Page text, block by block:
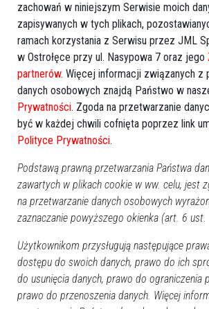
zachowań w niniejszym Serwisie moich
zapisywanych w tych plikach,
ramach korzystania z Serwisu przez JML
w Ostrołęce przy ul. Nasypowa 7 oraz jego
partnerów. Więcej informacji związanych z
danych osobowych znajdą Państwo w
Prywatności. Zgoda na przetwarzanie
być w każdej chwili cofnięta poprzez link
Polityce Prywatności.
Podstawą prawną przetwarzania Państwa
zawartych w plikach cookie w ww. celu, jest
na przetwarzanie danych osobowych
zaznaczanie powyższego okienka (art. 6
Użytkownikom przysługują następujące
dostępu do swoich danych, prawo do ich
do usunięcia danych, prawo do ograniczenia
prawo do przenoszenia danych. Więcej